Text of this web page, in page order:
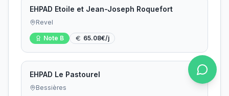
EHPAD Etoile et Jean-Joseph Roquefort
Revel
Note B 65.08€/j
EHPAD Le Pastourel
Bessières